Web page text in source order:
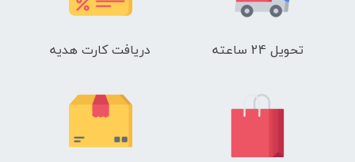
تحویل 24 ساعته دریافت کارت هدیه